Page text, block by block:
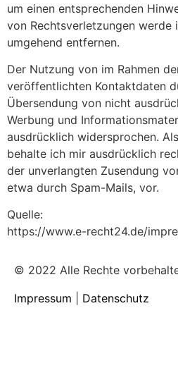
um einen entsprechenden
von Rechtsverletzungen werde
umgehend entfernen.
Der Nutzung von im Rahmen
veröffentlichten Kontaktdaten
Übersendung von nicht
Werbung und
ausdrücklich widersprochen.
behalte ich mir ausdrücklich
der unverlangten Zusendung
etwa durch Spam-Mails, vor.
Quelle:
https://www.e-recht24.de/
© 2022 Alle Rechte
Impressum
Datenschutz